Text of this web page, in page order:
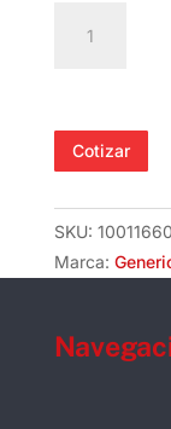
Pica
cantidad
Cotizar
SKU: 10011660
Marca: